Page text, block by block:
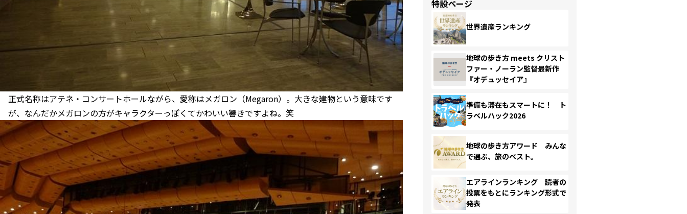
正式名称はアテネ・コンサートホールながら、愛称はメガロン（Megaron）。大きな建物という意味です
が、なんだかメガロンの方がキャラクターっぽくてかわいい響きですよね。笑
特設ページ
世界遺産ランキング
地球の歩き方 meets クリスト
ファー・ノーラン監督最新作
『オデュッセイア』
準備も滞在もスマートに！ ト
ラベルハック2026
地球の歩き方アワード みんな
で選ぶ、旅のベスト。
エアラインランキング 読者の
投票をもとにランキング形式で
発表